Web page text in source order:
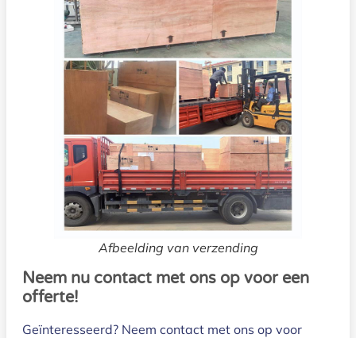
Afbeelding van verzending
Neem nu contact met ons op voor een
offerte!
Geïnteresseerd? Neem contact met ons op voor